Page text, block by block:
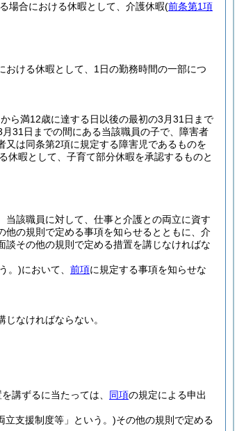
場合における休暇として、介護休暇(前条第1項
ける休暇として、1日の勤務時間の一部につ
ら満12歳に達する日以後の最初の3月31日まで
31日までの間にある当該職員の子で、障害者
又は同条第2項に規定する障害児であるものを
休暇として、子育て部分休暇を承認するものと
該職員に対して、仕事と介護との両立に資す
他の規則で定める事項を知らせるとともに、介
談その他の規則で定める措置を講じなければな
。)において、 前項に規定する事項を知らせな
なければならない。
講ずるに当たっては、 同項の規定による申出
立支援制度等」という。)その他の規則で定める